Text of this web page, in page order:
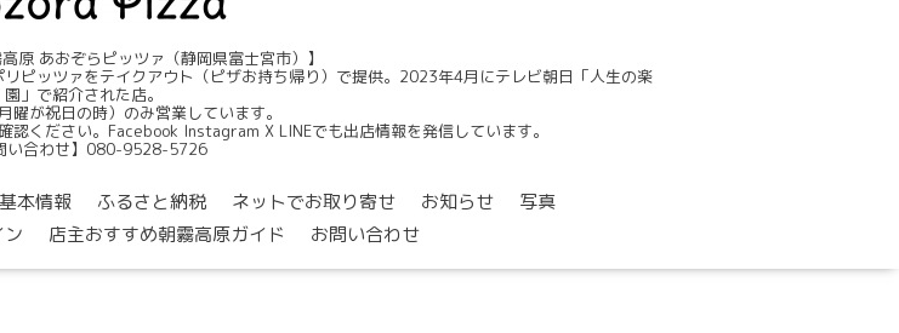
原 あおぞらピッツァ（静岡県富士宮市）】
ピッツァをテイクアウト（ピザお持ち帰り）で提供。2023年4月にテレビ朝日「人生の楽
園」で紹介された店。
曜が祝日の時）のみ営業しています。
ください。Facebook Instagram X LINEでも出店情報を発信しています。
い合わせ】080-9528-5726
本情報 ふるさと納税 ネットでお取り寄せ お知らせ
写真
店主おすすめ朝霧高原ガイド お問い合わせ